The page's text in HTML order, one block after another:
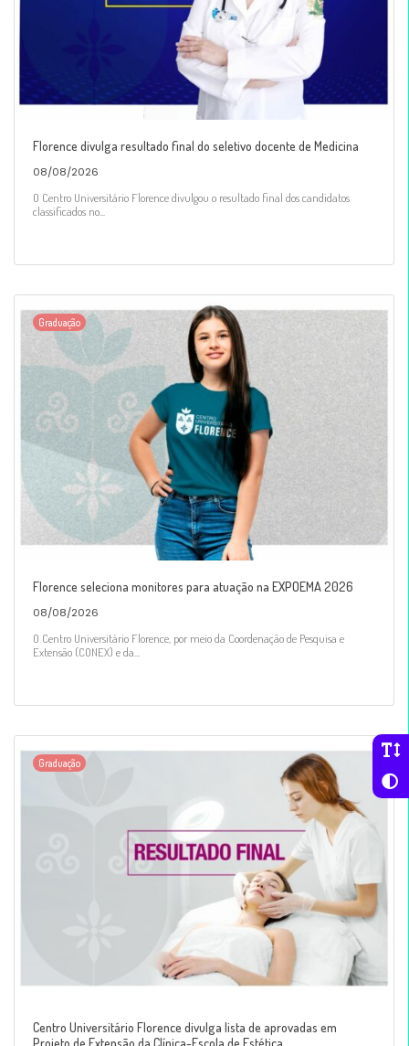
Florence divulga resultado final do seletivo docente de Medicina
08/08/2026
O Centro Universitário Florence divulgou o resultado final dos candidatos
classificados no...
Graduação
Florence seleciona monitores para atuação na EXPOEMA 2026
08/08/2026
O Centro Universitário Florence, por meio da Coordenação de Pesquisa e
Extensão (CONEX) e da...
Graduação
Centro Universitário Florence divulga lista de aprovadas em
Projeto de Extensão da Clínica-Escola de Estética